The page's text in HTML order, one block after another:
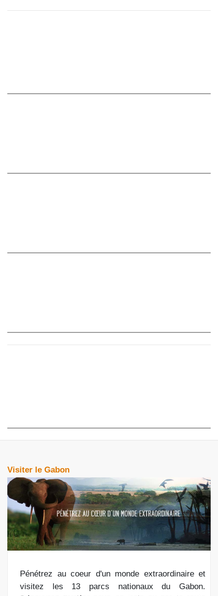
Visiter le Gabon
Pénétrez au coeur d'un monde extraordinaire et
visitez les 13 parcs nationaux du Gabon.